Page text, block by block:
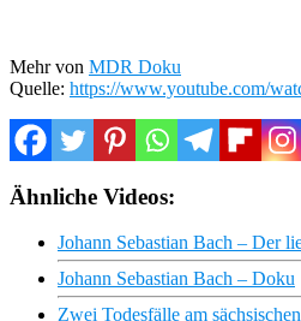
Mehr von MDR Doku
Quelle: https://www.youtube.com/
Ähnliche Videos:
Johann Sebastian Bach – Der
Johann Sebastian Bach – Doku
Zwei Todesfälle am